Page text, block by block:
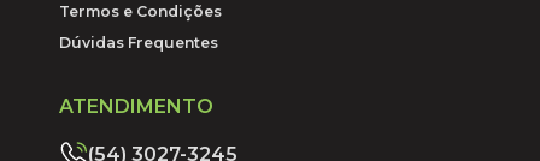
Termos e Condições
Dúvidas Frequentes
ATENDIMENTO
(54) 3027-3245